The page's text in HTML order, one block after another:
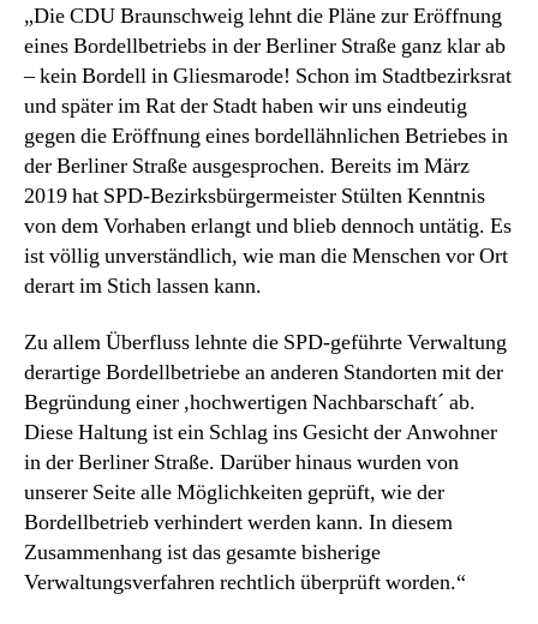
„Die CDU Braunschweig lehnt die Pläne zur Eröffnung
eines Bordellbetriebs in der Berliner Straße ganz klar ab
– kein Bordell in Gliesmarode! Schon im Stadtbezirksrat
und später im Rat der Stadt haben wir uns eindeutig
gegen die Eröffnung eines bordellähnlichen Betriebes in
der Berliner Straße ausgesprochen. Bereits im März
2019 hat SPD-Bezirksbürgermeister Stülten Kenntnis
von dem Vorhaben erlangt und blieb dennoch untätig. Es
ist völlig unverständlich, wie man die Menschen vor Ort
derart im Stich lassen kann.
Zu allem Überfluss lehnte die SPD-geführte Verwaltung
derartige Bordellbetriebe an anderen Standorten mit der
Begründung einer ,hochwertigen Nachbarschaft´ ab.
Diese Haltung ist ein Schlag ins Gesicht der Anwohner
in der Berliner Straße. Darüber hinaus wurden von
unserer Seite alle Möglichkeiten geprüft, wie der
Bordellbetrieb verhindert werden kann. In diesem
Zusammenhang ist das gesamte bisherige
Verwaltungsverfahren rechtlich überprüft worden.“